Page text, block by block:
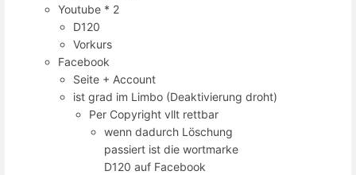
Youtube * 2
D120
Vorkurs
Facebook
Seite + Account
ist grad im Limbo (Deaktivierung droht)
Per Copyright vllt rettbar
wenn dadurch Löschung
passiert ist die wortmarke
D120 auf Facebook